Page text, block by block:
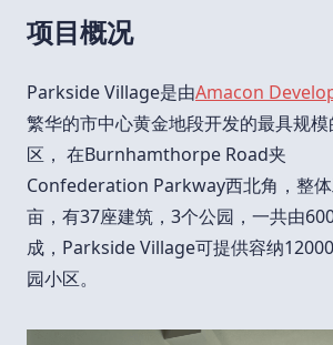
项目概况
Parkside Village是由Amacon
繁华的市中心黄金地段开发的最具规
区， 在Burnhamthorpe Road夹
Confederation Parkway西北角，整
亩，有37座建筑，3个公园，一共由
成，Parkside Village可提供容纳
园小区。